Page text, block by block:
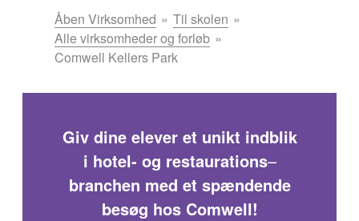
Åben Virksomhed
Til skolen
Alle virksomheder og forløb
Comwell Kellers Park
Giv dine elever et unikt indblik
i hotel- og restaurations–
branchen med et spændende
besøg hos Comwell!